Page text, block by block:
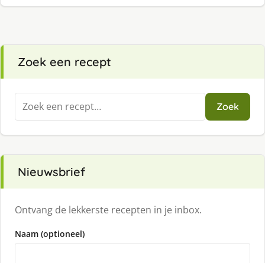
Zoek een recept
Zoeken
naar:
Zoek
Nieuwsbrief
Ontvang de lekkerste recepten in je inbox.
Naam (optioneel)